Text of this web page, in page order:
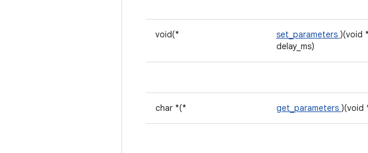
void(* set_parameters )(void
delay_ms)
char *(* get_parameters )(void